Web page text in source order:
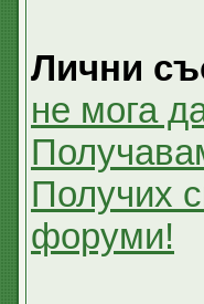
Лични
не мога
Получих
форуми!